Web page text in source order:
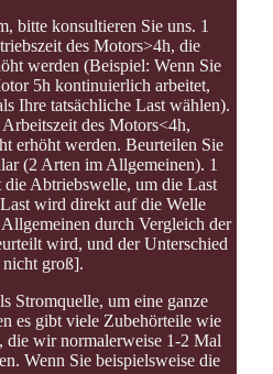
bitte konsultieren Sie uns. 1
des Motors>4h, die
werden (Beispiel: Wenn Sie
5h kontinuierlich arbeitet,
Ihre tatsächliche Last wählen).
des Motors<4h,
erhöht werden. Beurteilen Sie
(2 Arten im Allgemeinen). 1
Abtriebswelle, um die Last
wird direkt auf die Welle
durch Vergleich der
wird, und der Unterschied
nicht groß].
Stromquelle, um eine ganze
es gibt viele Zubehörteile wie
die wir normalerweise 1-2 Mal
Wenn Sie beispielsweise die